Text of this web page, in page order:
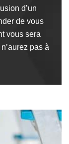
d’un
de vous
vous sera
pas à